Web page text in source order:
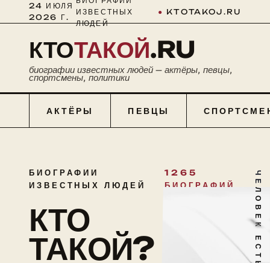
24 ИЮЛЯ
2026 Г.
ИЗВЕСТНЫХ
ЛЮДЕЙ
● KTOTAKOJ.RU
КТОТАКОЙ.RU
биографии известных людей — актёры, певцы,
спортсмены, политики
АКТЁРЫ ПЕВЦЫ
БИОГРАФИИ
ИЗВЕСТНЫХ ЛЮДЕЙ
1265
БИОГРАФИЙ
КТО
ТАКОЙ?